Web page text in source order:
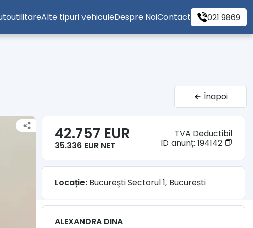
Alte tipuri vehiculeDespre NoiContact 021 9869
Înapoi
42.757 EUR
35.336 EUR NET
TVA Deductibil
ID anunț: 194142
Locație: Bucureşti Sectorul 1, București
ALEXANDRA DINA